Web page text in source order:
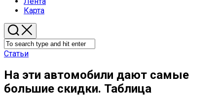
Карта
Статьи
На эти автомобили дают самые
большие скидки. Таблица